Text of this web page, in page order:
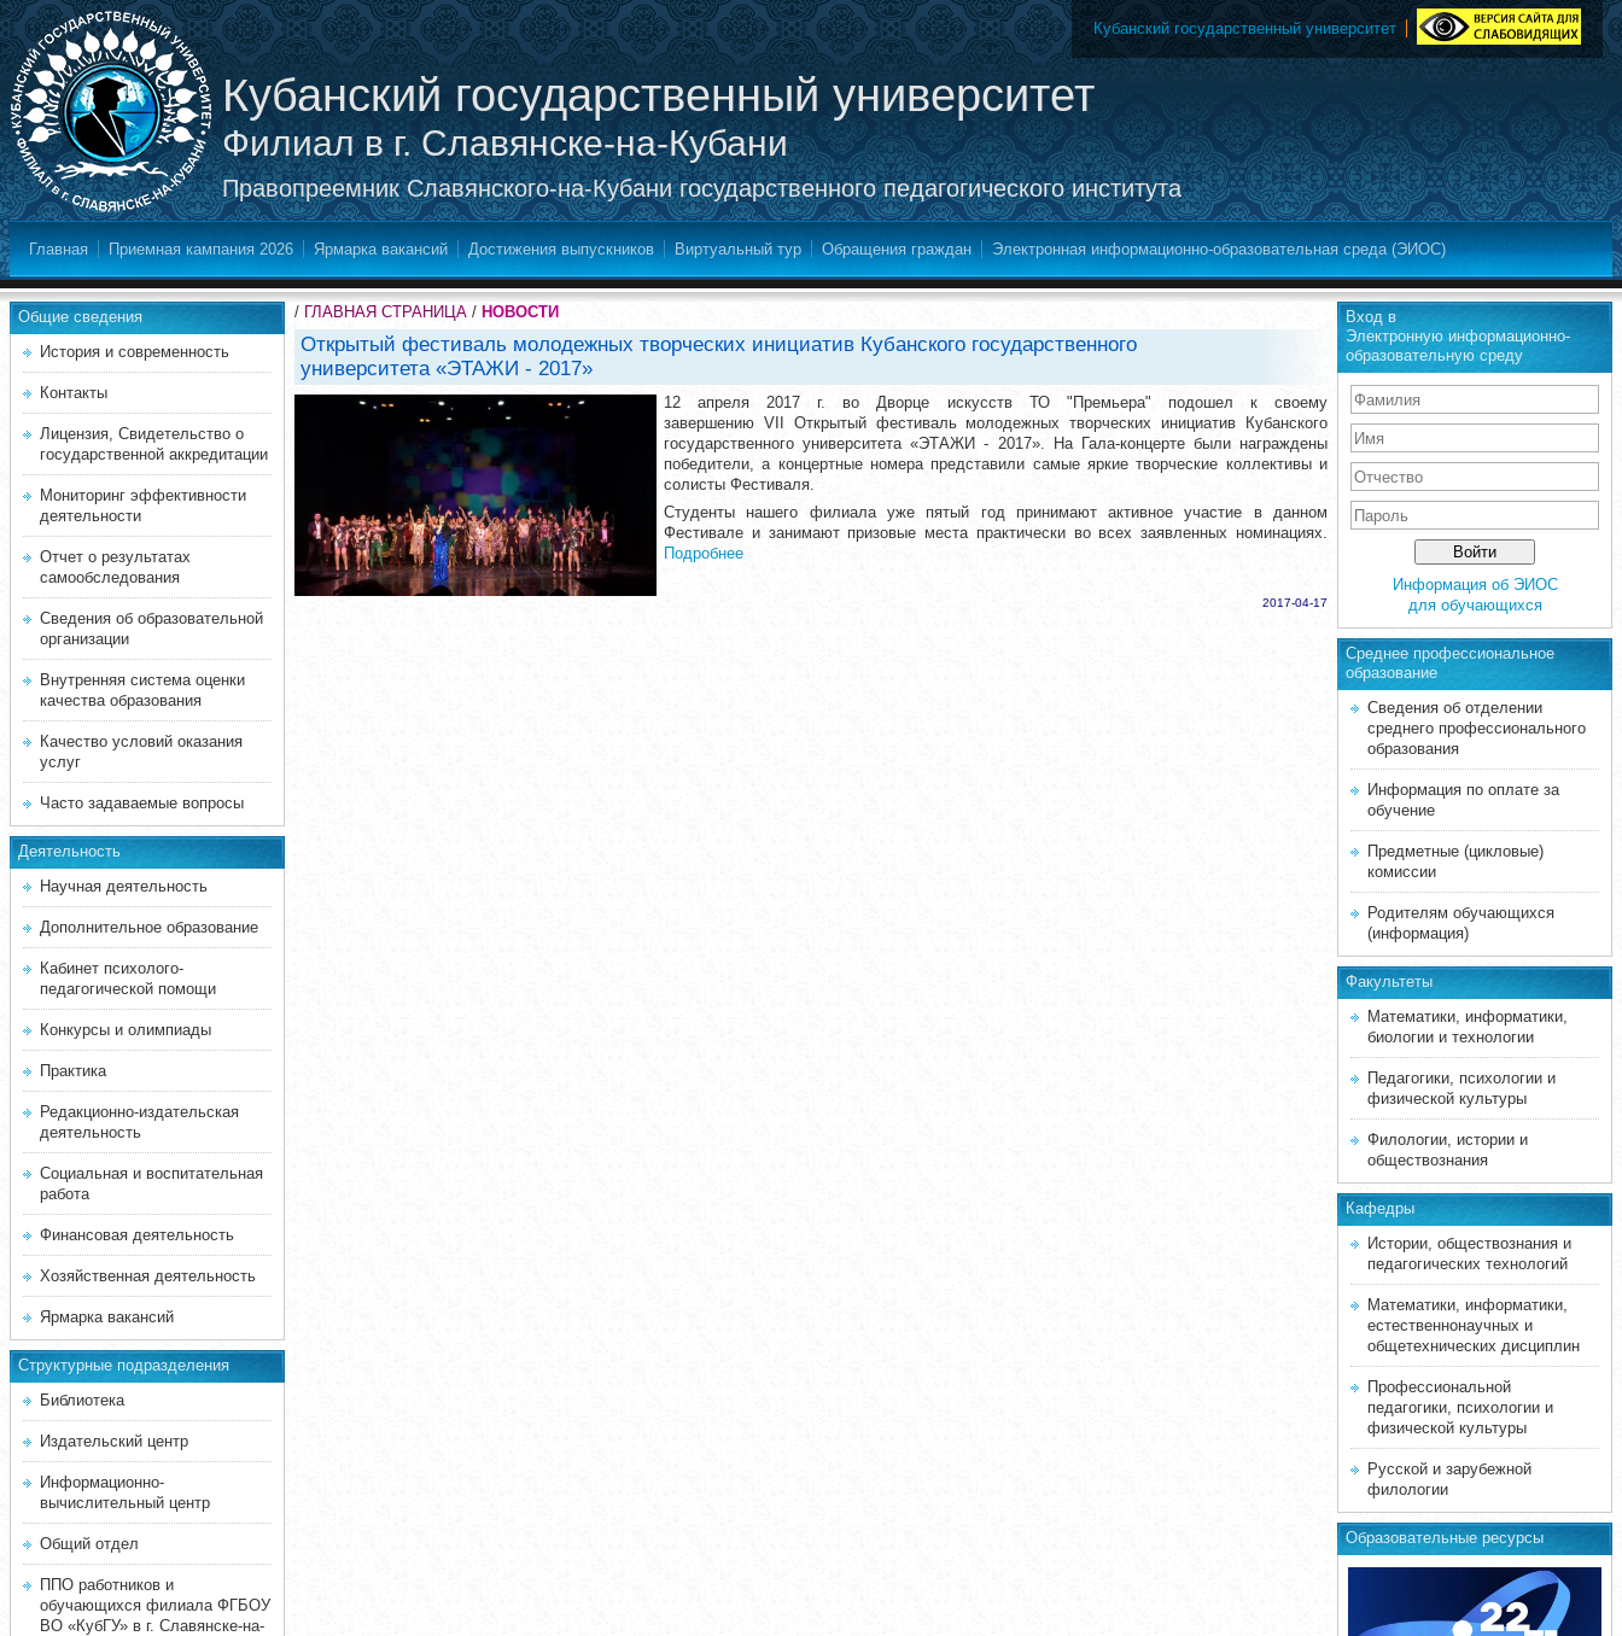
Кубанский государственный университет
Филиал в г. Славянске-на-Кубани
Правопреемник Славянского-на-Кубани государственного педагогического института
Кубанский государственный университет
Главная Приемная кампания 2026 Ярмарка вакансий Достижения выпускников Виртуальный тур Обращения граждан Электронная информационно-образовательная среда (ЭИОС)
Общие сведения
История и современность
Контакты
Лицензия, Свидетельство о
государственной аккредитации
Мониторинг эффективности
деятельности
Отчет о результатах
самообследования
Сведения об образовательной
организации
Внутренняя система оценки
качества образования
Качество условий оказания
услуг
Часто задаваемые вопросы
Деятельность
Научная деятельность
Дополнительное образование
Кабинет психолого-
педагогической помощи
Конкурсы и олимпиады
Практика
Редакционно-издательская
деятельность
Социальная и воспитательная
работа
Финансовая деятельность
Хозяйственная деятельность
Ярмарка вакансий
Структурные подразделения
Библиотека
Издательский центр
Информационно-
вычислительный центр
Общий отдел
ППО работников и
обучающихся филиала ФГБОУ
ВО «КубГУ» в г. Славянске-на-
/ ГЛАВНАЯ СТРАНИЦА / НОВОСТИ
Открытый фестиваль молодежных творческих инициатив Кубанского государственного
университета «ЭТАЖИ - 2017»
12 апреля 2017 г. во Дворце искусств ТО "Премьера" подошел к своему
завершению VII Открытый фестиваль молодежных творческих инициатив Кубанского
государственного университета «ЭТАЖИ - 2017». На Гала-концерте были награждены
победители, а концертные номера представили самые яркие творческие коллективы и
солисты Фестиваля.
Студенты нашего филиала уже пятый год принимают активное участие в данном
Фестивале и занимают призовые места практически во всех заявленных номинациях.
Подробнее
2017-04-17
Вход в
Электронную информационно-
образовательную среду
Информация об ЭИОС
для обучающихся
Среднее професcиональное
образование
Сведения об отделении
среднего профессионального
образования
Информация по оплате за
обучение
Предметные (цикловые)
комиссии
Родителям обучающихся
(информация)
Факультеты
Математики, информатики,
биологии и технологии
Педагогики, психологии и
физической культуры
Филологии, истории и
обществознания
Кафедры
Истории, обществознания и
педагогических технологий
Математики, информатики,
естественнонаучных и
общетехнических дисциплин
Профессиональной
педагогики, психологии и
физической культуры
Русской и зарубежной
филологии
Образовательные ресурсы